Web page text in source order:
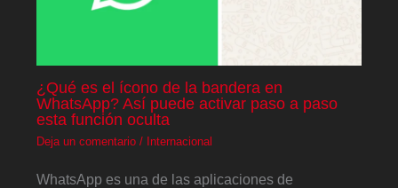
¿Qué es el ícono de la bandera en
WhatsApp? Así puede activar paso a paso
esta función oculta
Deja un comentario / Internacional
WhatsApp es una de las aplicaciones de